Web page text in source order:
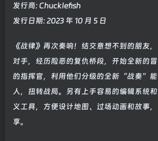
发行商: Chucklefish
发行日期: 2023 年 10 月 5 日
《战律》再次奏响！结交意想不到的朋友
对手，经历险恶的复仇桥段，开始全新的
的指挥官，利用他们分级的全新“战奏”
人，扭转战局。另有上手容易的编辑系统
义工具，方便设计地图、过场动画和故事
享。